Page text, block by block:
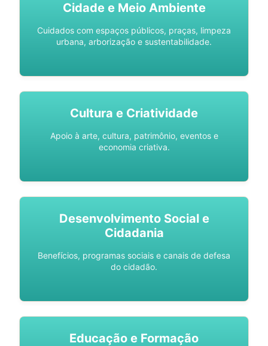
Cidade e Meio Ambiente
Cuidados com espaços públicos, praças, limpeza
urbana, arborização e sustentabilidade.
Cultura e Criatividade
Apoio à arte, cultura, patrimônio, eventos e
economia criativa.
Desenvolvimento Social e
Cidadania
Benefícios, programas sociais e canais de defesa
do cidadão.
Educação e Formação